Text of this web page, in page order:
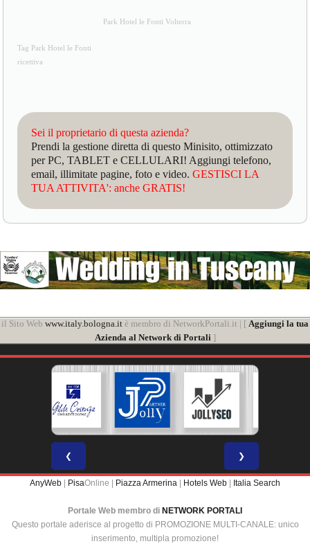
Park Hotel le Fonti Volterra
Tag Park Hotel le Fonti
ricettiva
Sei il proprietario di questa azienda?
Prendi la gestione diretta di questo Minisito, ottimizzato
per PC, TABLET e CELLULARI! Aggiungi telefono,
email, illimitate pagine, foto e video.GESTISCI LA
TUA ATTIVITA': anche GRATIS!
il Sito Web www.italy.bologna.it è membro di NetworkPortali.it | [ Aggiungi la tua
Azienda al Network di Portali]
❮ ❯
AnyWeb PisaOnline | Piazza Armerina Hotels Web Italia Search
Portale Web membro di NETWORK PORTALI
Questo portale aderisce al progetto di PROMOZIONE MULTI-CANALE: unico
inserimento, multipla promozione!